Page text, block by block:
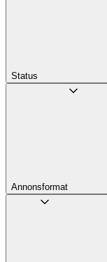
Status
Annons­format